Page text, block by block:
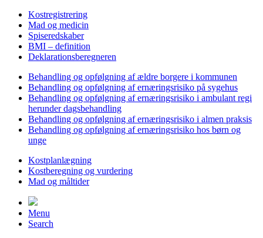
Kostregistrering
Mad og medicin
Spiseredskaber
BMI – definition
Deklarationsberegneren
Behandling og opfølgning af ældre borgere i kommunen
Behandling og opfølgning af ernæringsrisiko på sygehus
Behandling og opfølgning af ernæringsrisiko i ambulant regi
herunder dagsbehandling
Behandling og opfølgning af ernæringsrisiko i almen praksis
Behandling og opfølgning af ernæringsrisiko hos børn og
unge
Kostplanlægning
Kostberegning og vurdering
Mad og måltider
Menu
Search